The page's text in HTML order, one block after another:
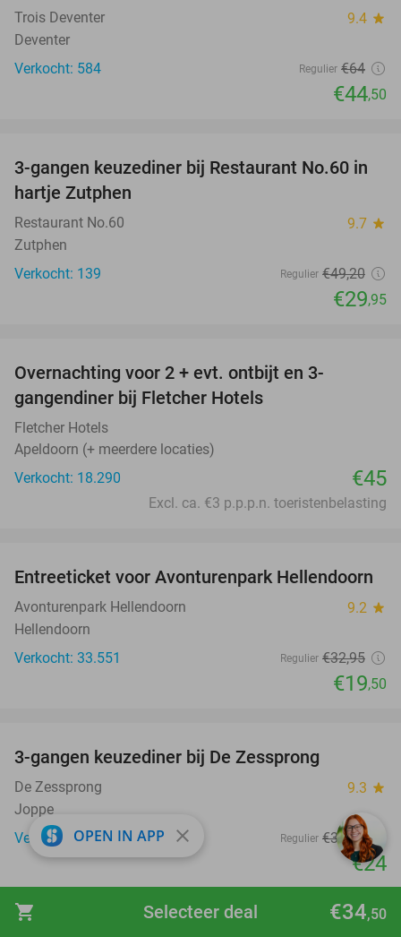
shopping_cart €34,50
Selecteer deal
Trois Deventer 9.4 star
Deventer
Verkocht: 584
Regulier €64
€44,50
39%
3-gangen keuzediner bij Restaurant No.60 in
hartje Zutphen
Restaurant No.60 9.7 star
Zutphen
Verkocht: 139
Regulier €49,20
€29,95
Overnachting voor 2 + evt. ontbijt en 3-
gangendiner bij Fletcher Hotels
Fletcher Hotels
Apeldoorn (+ meerdere locaties)
Verkocht: 18.290
€45
Excl. ca. €3 p.p.p.n. toeristenbelasting
41%
Entreeticket voor Avonturenpark Hellendoorn
Avonturenpark Hellendoorn 9.2 star
Hellendoorn
Verkocht: 33.551
Regulier €32,95
€19,50
3-gangen keuzediner bij De Zessprong
De Zessprong 9.3 star
Joppe
Verkocht: 69
Regulier €39,45
€24
favorite_border
OPEN IN APP close